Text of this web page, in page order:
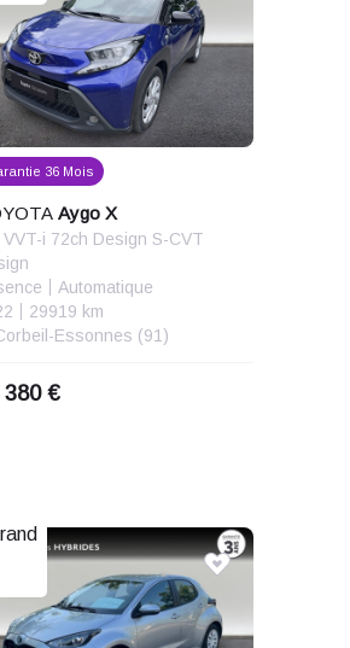
36 Mois
Aygo X
VVT-i 72ch Design S-CVT
Automatique
29919 km
Essonnes (91)
380 €